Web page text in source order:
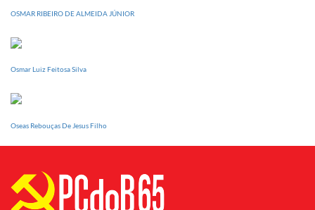
OSMAR RIBEIRO DE ALMEIDA JÚNIOR
Osmar Luiz Feitosa Silva
Oseas Rebouças De Jesus Filho